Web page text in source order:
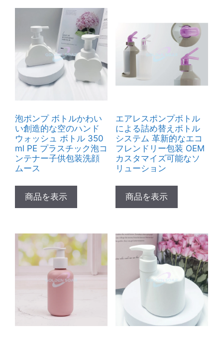
泡ポンプ ボトルかわい
い創造的な空のハンド
ウォッシュ ボトル 350
ml PE プラスチック泡コ
ンテナー子供包装洗顔
ムース
商品を表示
エアレスポンプボトル
による詰め替えボトル
システム 革新的なエコ
フレンドリー包装 OEM
カスタマイズ可能なソ
リューション
商品を表示